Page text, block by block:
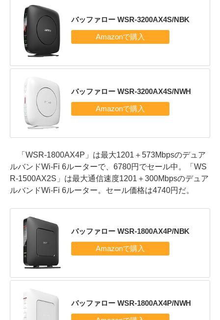
バッファロー WSR-3200AX4S/NBK
バッファロー WSR-3200AX4S/NWH
「WSR-1800AX4P」は最大1201＋573Mbpsのデュア
ルバンドWi-Fi 6ルーターで、6780円でセール中。「WS
R-1500AX2S」は最大通信速度1201＋300Mbpsのデュア
ルバンドWi-Fi 6ルーター。セール価格は4740円だ。
バッファロー WSR-1800AX4P/NBK
バッファロー WSR-1800AX4P/NWH